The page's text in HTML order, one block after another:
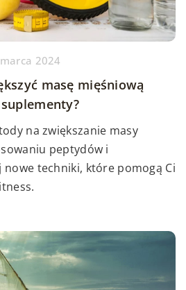
2024
masę mięśniową
na zwiększanie masy
peptydów i
techniki, które pomogą Ci